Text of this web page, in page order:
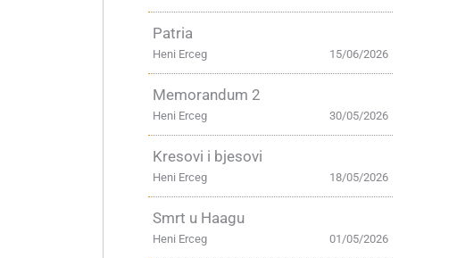
Patria
15/06/2026
Heni Erceg
Memorandum 2
30/05/2026
Heni Erceg
Kresovi i bjesovi
18/05/2026
Heni Erceg
Smrt u Haagu
01/05/2026
Heni Erceg